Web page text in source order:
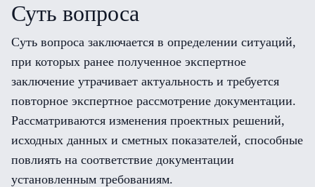
Суть вопроса
Суть вопроса заключается в определении ситуаций,
при которых ранее полученное экспертное
заключение утрачивает актуальность и требуется
повторное экспертное рассмотрение документации.
Рассматриваются изменения проектных решений,
исходных данных и сметных показателей, способные
повлиять на соответствие документации
установленным требованиям.